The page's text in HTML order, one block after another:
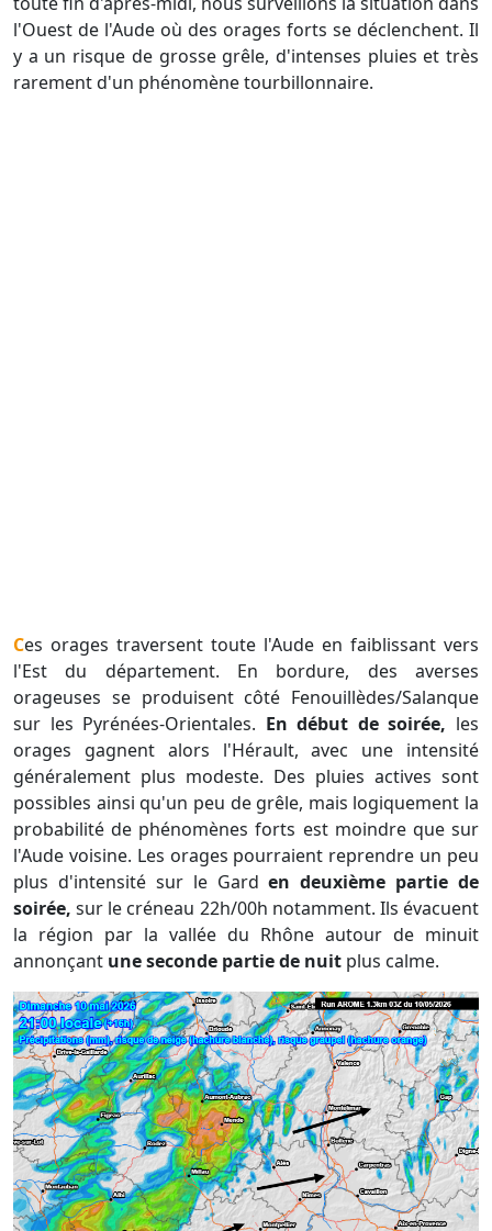
l'Ouest de l'Aude où des orages forts se déclenchent. Il
y a un risque de grosse grêle, d'intenses pluies et très
rarement d'un phénomène tourbillonnaire.
Ces orages traversent toute l'Aude en faiblissant vers
l'Est du département. En bordure, des averses
orageuses se produisent côté Fenouillèdes/Salanque
sur les Pyrénées-Orientales. En début de soirée, les
orages gagnent alors l'Hérault, avec une intensité
généralement plus modeste. Des pluies actives sont
possibles ainsi qu'un peu de grêle, mais logiquement la
probabilité de phénomènes forts est moindre que sur
l'Aude voisine. Les orages pourraient reprendre un peu
plus d'intensité sur le Garden deuxième partie de
soirée, sur le créneau 22h/00h notamment. Ils évacuent
la région par la vallée du Rhône autour de minuit
annonçant une seconde partie de nuit plus calme.